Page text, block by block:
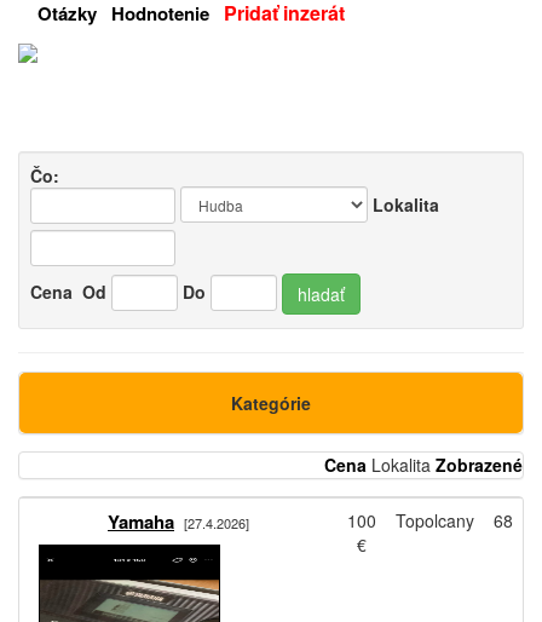
Otázky Hodnotenie Pridať inzerát
Čo:
Lokalita
Cena Od Do hladať
Kategórie
Cena Lokalita Zobrazené
Yamaha [27.4.2026]
100
€
Topolcany 68